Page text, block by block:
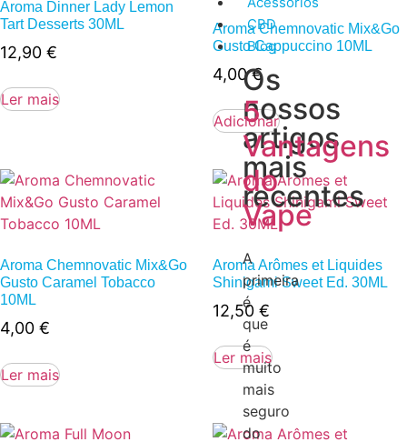
CBD
Blog
Os
nossos
artigos
mais
recentes
5
Vantagens
do
Vape
A
primeira
é
que
é
muito
mais
seguro
do
Aroma Dinner Lady Lemon
Tart Desserts 30ML
12,90 €
Ler mais
Aroma Chemnovatic Mix&Go
Gusto Cappuccino 10ML
4,00€
Adicionar
Aroma Chemnovatic Mix&Go
Gusto Caramel Tobacco
10ML
4,00 €
Ler mais
Aroma Arômes et Liquides
Shinigami Sweet Ed. 30ML
12,50 €
Ler mais